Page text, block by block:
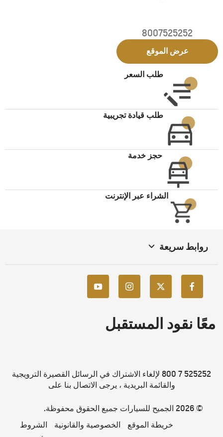
8007525252
عرض الموقع
طلب السعر
طلب قيادة تجريبية
حجز خدمة
الشراء عبر الإنترنت
روابط سريعة
معًا نقود المستقبل
525252 7 800 لإلغاء الاشتراك في الرسائل القصيرة الترويجية
والقائمة البريدية ، يرجى الاتصال بنا على
© 2026 الجميح للسيارات جميع الحقوق محفوظة.
خريطة الموقع
الخصوصية والقانونية
الشروط